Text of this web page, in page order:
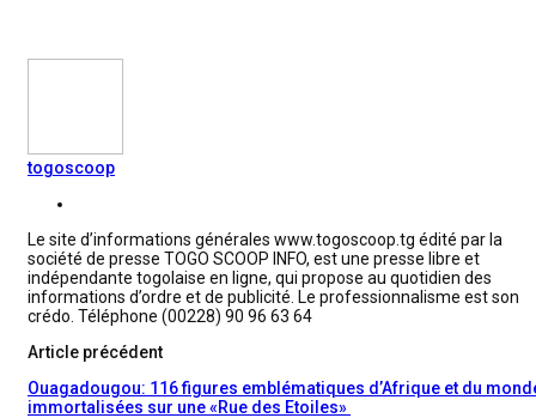
togoscoop
Le site d’informations générales www.togoscoop.tg édité par la
société de presse TOGO SCOOP INFO, est une presse libre et
indépendante togolaise en ligne, qui propose au quotidien des
informations d’ordre et de publicité. Le professionnalisme est son
crédo. Téléphone (00228) 90 96 63 64
Article précédent
Ouagadougou: 116 figures emblématiques d’Afrique et du
immortalisées sur une «Rue des Etoiles»